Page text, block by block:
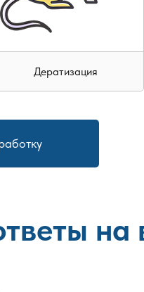
Дератизация